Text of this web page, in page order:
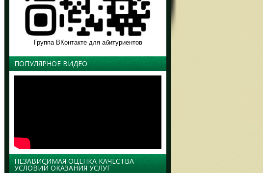
Группа ВКонтакте для абитуриентов
ПОПУЛЯРНОЕ ВИДЕО
НЕЗАВИСИМАЯ ОЦЕНКА КАЧЕСТВА
УСЛОВИЙ ОКАЗАНИЯ УСЛУГ